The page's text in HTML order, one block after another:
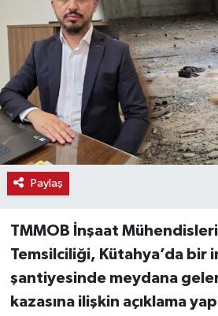
Paylaş
TMMOB İnşaat Mühendisleri
Temsilciliği, Kütahya’da bir
şantiyesinde meydana
kazasına ilişkin açıklama
Magazin
Resmi İlanlar
Sağlık
Seri İlan
Siyaset
Spor
Teknoloji